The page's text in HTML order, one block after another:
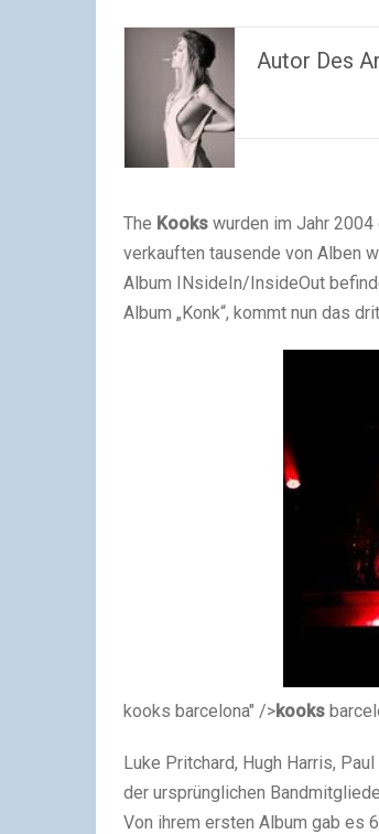
Autor Des
The Kooks wurden im Jahr
verkauften tausende von Alben
Album INsideIn/InsideOut
Album „Konk“, kommt nun das
kooks barcelona" />kooks
Luke Pritchard, Hugh Harris,
der ursprünglichen
Von ihrem ersten Album gab es